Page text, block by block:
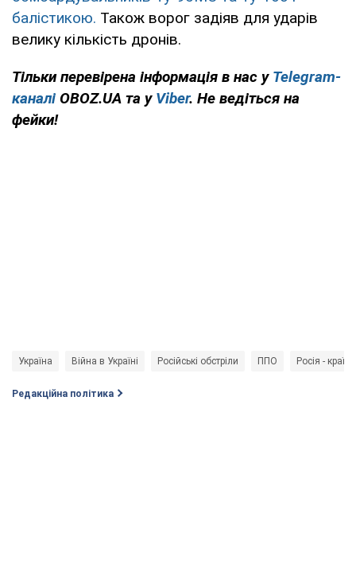
балістикою. Також ворог задіяв для ударів
велику кількість дронів.
Тільки перевірена інформація в нас у Telegram-
каналі OBOZ.UA та у Viber. Не ведіться на
фейки!
Україна Війна в Україні Російські обстріли ППО Росія -
Редакційна політика